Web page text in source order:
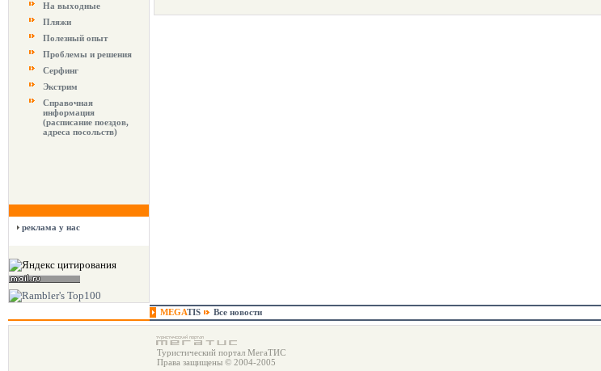
На выходные
Пляжи
Полезный опыт
Проблемы и решения
Серфинг
Экстрим
Справочная
информация
(расписание поездов,
адреса посольств)
реклама у нас
MEGATIS Все новости
Туристический портал МегаТИС
Права защищены © 2004-2005